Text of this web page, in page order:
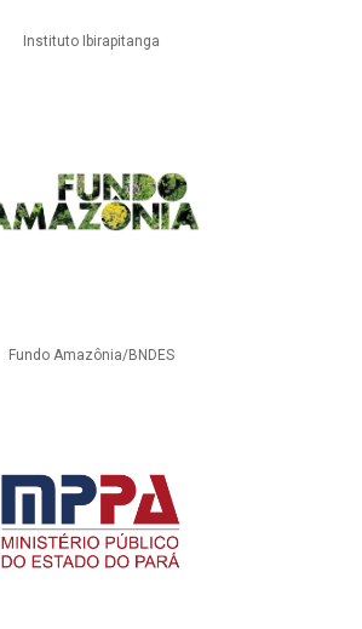
Instituto Ibirapitanga
Fundo Amazônia/BNDES